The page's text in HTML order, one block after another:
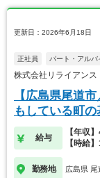
更新日：2026年6月18日
正社員 パート・アルバ
株式会社リライアン
【広島県尾道
もしている町
給与
【年収
【時給
勤務地 広島県 尾